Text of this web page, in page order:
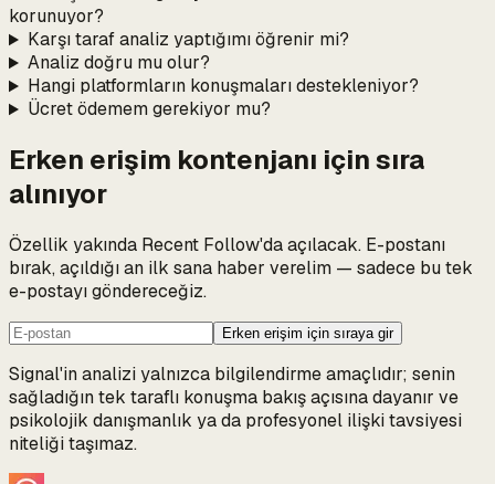
korunuyor?
Karşı taraf analiz yaptığımı öğrenir mi?
Analiz doğru mu olur?
Hangi platformların konuşmaları destekleniyor?
Ücret ödemem gerekiyor mu?
Erken erişim kontenjanı için sıra
alınıyor
Özellik yakında Recent Follow'da açılacak. E-postanı
bırak, açıldığı an ilk sana haber verelim — sadece bu tek
e-postayı göndereceğiz.
Erken erişim için sıraya gir
Signal'in analizi yalnızca bilgilendirme amaçlıdır; senin
sağladığın tek taraflı konuşma bakış açısına dayanır ve
psikolojik danışmanlık ya da profesyonel ilişki tavsiyesi
niteliği taşımaz.